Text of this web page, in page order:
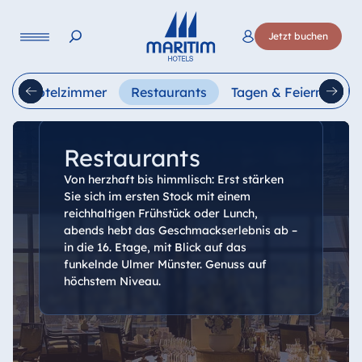
Jetzt buchen
Deutsch English
Hotelzimmer Restaurants Tagen & Feiern
Restaurants
Von herzhaft bis himmlisch: Erst stärken
Sie sich im ersten Stock mit einem
reichhaltigen Frühstück oder Lunch,
abends hebt das Geschmackserlebnis ab –
in die 16. Etage, mit Blick auf das
funkelnde Ulmer Münster. Genuss auf
höchstem Niveau.